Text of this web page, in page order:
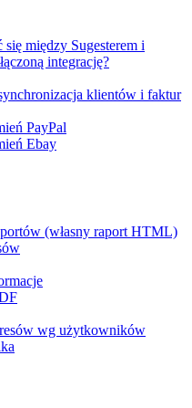
się między Sugesterem i
integrację?
klientów i faktur
PayPal
Ebay
(własny raport HTML)
wg użytkowników